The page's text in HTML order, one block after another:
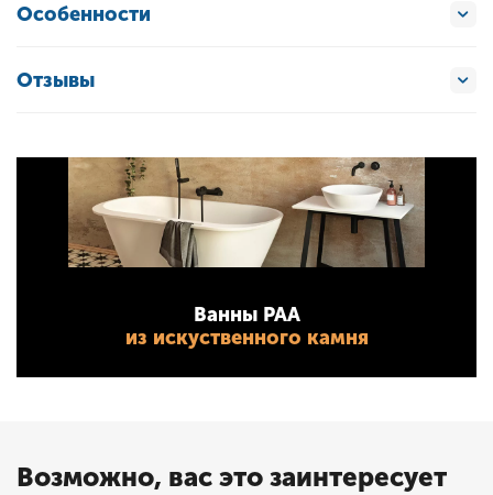
Особенности
Отзывы
Ванны PAA
из искуственного камня
Возможно, вас это заинтересует